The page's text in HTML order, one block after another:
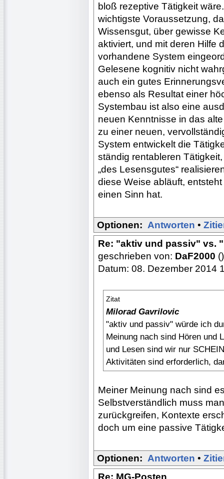
bloß rezeptive Tätigkeit
wichtigste Voraussetzung,
Wissensgut, über gewisse
aktiviert, und mit deren Hilfe
vorhandene System
Gelesene kognitiv nicht
auch ein gutes
ebenso als Resultat einer
Systembau ist also eine
neuen Kenntnisse in das
zu einer neuen,
System entwickelt die
ständig rentableren
„des Lesensgutes“
diese Weise abläuft,
einen Sinn hat.
Optionen: Antworten •
Re: "aktiv und passiv" vs.
geschrieben von: DaF2000 ()
Datum: 08. Dezember 2014
Zitat
Milorad Gavrilovic
"aktiv und passiv" würde ich
Meinung nach sind Hören und
und Lesen sind wir nur
Aktivitäten sind erforderlich,
Meiner Meinung nach sind
Selbstverständlich muss
zurückgreifen, Kontexte
doch um eine passive
Optionen: Antworten •
Re: MG-Posten